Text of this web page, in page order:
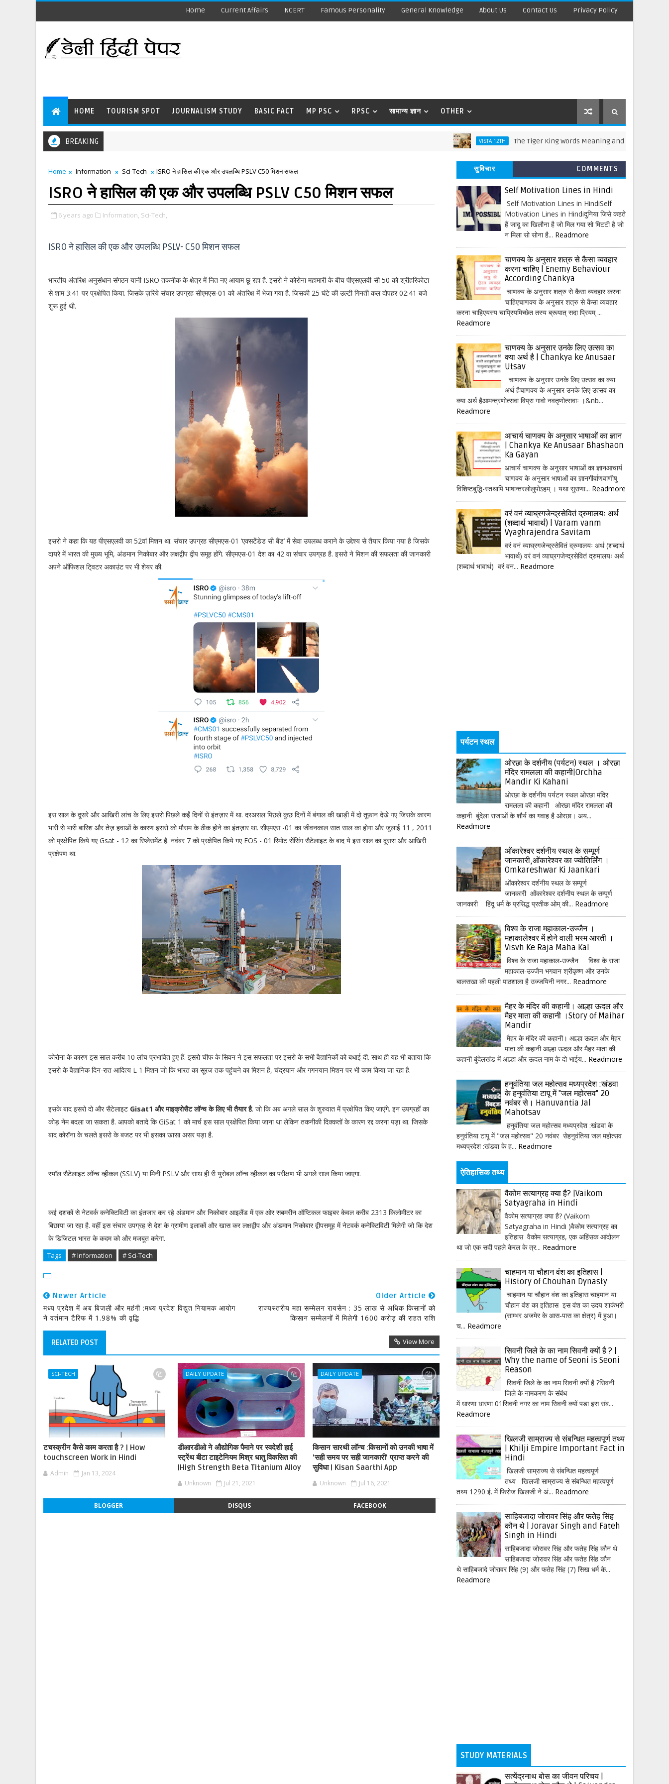
Home Current Affairs NCERT Famous Personality General Knowledge About Us Contact Us Privacy Policy
HOME TOURISM SPOT JOURNALISM STUDY BASIC FACT MP PSC RPSC सामान्य ज्ञान OTHER
BREAKING VISTA 12TH The Tiger King Words Meaning and Line by Line
Home Information Sci-Tech ISRO ने हासिल की एक और उपलब्धि PSLV C50 मिशन सफल
ISRO ने हासिल की एक और उपलब्धि PSLV C50 मिशन सफल
6 years ago Information, Sci-Tech,
ISRO ने हासिल की एक और उपलब्धि PSLV- C50 मिशन सफल
भारतीय अंतरिक्ष अनुसंधान संगठन यानी ISRO तकनीक के क्षेत्र में नित नए आयाम छू रहा है. इसरो ने कोरोना महामारी के बीच पीएसएलवी-सी 50 को श्रीहरिकोटा
से शाम 3:41 पर प्रक्षेपित किया. जिसके ज़रिये संचार उपग्रह सीएमएस-01 को अंतरिक्ष में भेजा गया है. जिसकी 25 घंटे की उल्टी गिनती कल दोपहर 02:41 बजे
शुरू हुई थी.
इसरो ने कहा कि यह पीएसएलवी का 52वां मिशन था. संचार उपग्रह सीएमएस-01 ‘एक्सटेंडेड सी बैंड’ में सेवा उपलब्ध कराने के उद्देश्य से तैयार किया गया है जिसके
दायरे में भारत की मुख्य भूमि, अंडमान निकोबार और लक्षद्वीप द्वीप समूह होंगे. सीएमएस-01 देश का 42 वा संचार उपग्रह है. इसरो ने मिशन की सफलता की जानकारी
अपने ऑफिशल टि्वटर अकाउंट पर भी शेयर की.
इस साल के दूसरे और आखिरी लांच के लिए इसरो पिछले कईं दिनों से इंतज़ार में था. दरअसल पिछले कुछ दिनों में बंगाल की खाड़ी में दो तूफ़ान देखे गए जिसके कारण
भारी से भारी बारिश और तेज़ हवाओं के कारण इसरो को मौसम के ठीक होने का इंतज़ार था. सीएमएस -01 का जीवनकाल सात साल का होगा और जुलाई 11 , 2011
को प्रक्षेपित किये गए Gsat - 12 का रिप्लेसमेंट है. नवंबर 7 को प्रक्षेपित किये गए EOS - 01 रिमोट सेंसिंग सैटेलाइट के बाद ये इस साल का दूसरा और आखिरी
प्रक्षेपण था.
कोरोना के कारण इस साल करीब 10 लांच प्रभावित हुए हैं. इसरो चीफ के सिवन ने इस सफलता पर इसरो के सभी वैज्ञानिकों को बधाई दी. साथ ही यह भी बताया कि
इसरो के वैज्ञानिक दिन-रात आदित्य L 1 मिशन जो कि भारत का सूरज तक पहुंचने का मिशन है, चंद्रयान और गगनयान मिशन पर भी काम किया जा रहा है.
इसके बाद इसरो दो और सैटेलाइट Gisat1 और माइक्रोसैट लॉन्च के लिए भी तैयार है. जो कि अब अगले साल के शुरुवात में प्रक्षेपित किए जाएंगे. इन उपग्रहों का
कोड़ नेम बदला जा सकता है. आपको बतादे कि GiSat 1 को मार्च इस साल प्रक्षेपित किया जाना था लेकिन तकनीकी दिक्कतों के कारण रद्द करना पड़ा था. जिसके
बाद कोरॉना के चलते इसरो के बजट पर भी इसका खासा असर पड़ा है.
स्मॉल सैटेलाइट लॉन्च व्हीकल (SSLV) या मिनी PSLV और साथ ही री युसेबल लॉन्च व्हीकल का परीक्षण भी अगले साल किया जाएगा.
कई दशकों से नेटवर्क कनेक्टिविटी का इंतजार कर रहे अंडमान और निकोबार आइलैंड में एक ओर सबमरीन ऑप्टिकल फाइबर केवल करीब 2313 किलोमीटर का
बिछाया जा रहा है. वहीं इस संचार उपग्रह से देश के ग्रामीण इलाकों और खास कर लक्षद्वीप और अंडमान निकोबार द्वीपसमूह में नेटवर्क कनेक्टिविटी मिलेगी जो कि देश
के डिजिटल भारत के कदम को और मजबूत करेगा.
Tags # Information # Sci-Tech
Newer Article
मध्य प्रदेश में अब बिजली और महंगी :मध्य प्रदेश विद्युत नियामक आयोग
ने वर्तमान टैरिफ में 1.98% की वृद्धि
Older Article
राज्यस्तरीय महा सम्मेलन रायसेन : 35 लाख से अधिक किसानों को
किसान सम्मेलनों में मिलेगी 1600 करोड़ की राहत राशि
RELATED POST View More
SCI-TECH
टचस्क्रीन कैसे काम करता है ? | How
touchscreen Work in Hindi
Admin Jan 13, 2024
DAILY UPDATE
डीआरडीओ ने औद्योगिक पैमाने पर स्वदेशी हाई
स्ट्रेंथ बीटा टाइटेनियम मिश्र धातु विकसित की
|High Strength Beta Titanium Alloy
Unknown Jul 21, 2021
DAILY UPDATE
किसान सारथी लॉन्च :किसानों को उनकी भाषा में
'सही समय पर सही जानकारी' प्राप्त करने की
सुविधा | Kisan Saarthi App
Unknown Jul 16, 2021
BLOGGER DISQUS FACEBOOK
सुविचार COMMENTS
Self Motivation Lines in Hindi
Self Motivation Lines in HindiSelf
Motivation Lines in Hindiदुनिया जिसे कहते
हैं जादू का खिलौना है जो मिल गया सो मिटटी है जो
न मिला सो सोना है... Readmore
चाणक्य के अनुसार शत्रु से कैसा व्यवहार
करना चाहिए | Enemy Behaviour
According Chankya
चाणक्य के अनुसार शत्रु से कैसा व्यवहार करना
चाहिएचाणक्य के अनुसार शत्रु से कैसा व्यवहार
करना चाहिएयस्य चाप्रियमिच्छेत तस्य ब्रूयात् सदा प्रियम् ...
Readmore
चाणक्य के अनुसार उनके लिए उत्सव का
क्या अर्थ है | Chankya ke Anusaar
Utsav
चाणक्य के अनुसार उनके लिए उत्सव का क्या
अर्थ हैचाणक्य के अनुसार उनके लिए उत्सव का
क्या अर्थ हैआमन्त्रणोत्सवा विप्रा गावो नवतृणोत्सवाः ।&nb...
Readmore
आचार्य चाणक्य के अनुसार भाषाओं का ज्ञान
| Chankya Ke Anusaar Bhashaon
Ka Gayan
आचार्य चाणक्य के अनुसार भाषाओं का ज्ञानआचार्य
चाणक्य के अनुसार भाषाओं का ज्ञानगीर्वाणवाणीषु
विशिष्टबुद्धि-स्तथापि भाषान्तरलोलुपोऽहम् । यथा सुराणा... Readmore
वरं वनं व्याघ्रगजेन्द्रसेवितं द्रुमालयः अर्थ
(शब्दार्थ भावार्थ) | Varam vanm
Vyaghrajendra Savitam
वरं वनं व्याघ्रगजेन्द्रसेवितं द्रुमालयः अर्थ (शब्दार्थ
भावार्थ) वरं वनं व्याघ्रगजेन्द्रसेवितं द्रुमालयः अर्थ
(शब्दार्थ भावार्थ) वरं वन... Readmore
पर्यटन स्थल
ओरछा के दर्शनीय (पर्यटन) स्थल । ओरछा
मंदिर रामलला की कहानी|Orchha
Mandir Ki Kahani
ओरछा के दर्शनीय पर्यटन स्थल ओरछा मंदिर
रामलला की कहानी ओरछा मंदिर रामलला की
कहानी बुंदेला राजाओं के शौर्य का गवाह है ओरछा। अय...
Readmore
ओंकारेश्वर दर्शनीय स्थल के सम्पूर्ण
जानकारी,ओंकारेश्वर का ज्योतिर्लिंग ।
Omkareshwar Ki Jaankari
ओंकारेश्वर दर्शनीय स्थल के सम्पूर्ण
जानकारी ओंकारेश्वर दर्शनीय स्थल के सम्पूर्ण
जानकारी हिंदू धर्म के प्रसिद्ध प्रतीक ओम् की... Readmore
विश्व के राजा महाकाल-उज्जैन ।
महाकालेश्वर में होने वाली भस्म आरती ।
Visvh Ke Raja Maha Kal
विश्व के राजा महाकाल-उज्जैन विश्व के राजा
महाकाल-उज्जैन भगवान श्रीकृष्ण और उनके
बालसखा की पहली पाठशाला है उज्जयिनी नगर... Readmore
मैहर के मंदिर की कहानी। आल्हा ऊदल और
मैहर माता की कहानी ।Story of Maihar
Mandir
मैहर के मंदिर की कहानी। आल्हा ऊदल और मैहर
माता की कहानी आल्हा ऊदल और मैहर माता की
कहानी बुंदेलखंड में आल्हा और ऊदल नाम के दो भाईय... Readmore
हनुवंतिया जल महोत्सव मध्यप्रदेश :खंडवा
के हनुवंतिया टापू में "जल महोत्सव" 20
नवंबर से। Hanuvantia Jal
Mahotsav
हनुवंतिया जल महोत्सव मध्यप्रदेश :खंडवा के
हनुवंतिया टापू में "जल महोत्सव" 20 नवंबर सेहनुवंतिया जल महोत्सव
मध्यप्रदेश :खंडवा के ह... Readmore
ऐतिहासिक तथ्य
वैकोम सत्याग्रह क्या है? |Vaikom
Satyagraha in Hindi
वैकोम सत्याग्रह क्या है? (Vaikom
Satyagraha in Hindi )वैकोम सत्याग्रह का
इतिहास वैकोम सत्याग्रह, एक अहिंसक आंदोलन
था जो एक सदी पहले केरल के त्र... Readmore
चाहमान या चौहान वंश का इतिहास |
History of Chouhan Dynasty
चाहमान या चौहान वंश का इतिहास चाहमान या
चौहान वंश का इतिहास इस वंश का उदय शाकंभरी
(साम्भर अजमेर के आस-पास का क्षेत्र) में हुआ।
च... Readmore
सिवनी जिले के का नाम सिवनी क्यों है ? |
Why the name of Seoni is Seoni
Reason
सिवनी जिले के का नाम सिवनी क्यों है ?सिवनी
जिले के नामकरण के संबंध
में धारणा धारणा 01सिवनी नगर का नाम सिवनी क्यों पडा इस संब...
Readmore
खिलजी साम्राज्य से संबन्धित महत्वपूर्ण तथ्य
| Khilji Empire Important Fact in
Hindi
खिलजी साम्राज्य से संबन्धित महत्वपूर्ण
तथ्य खिलजी साम्राज्य से संबन्धित महत्वपूर्ण
तथ्य 1290 ई. में फिरोज खिलजी ने अं... Readmore
साहिबजादा जोरावर सिंह और फतेह सिंह
कौन थे | Joravar Singh and Fateh
Singh in Hindi
साहिबजादा जोरावर सिंह और फतेह सिंह कौन थे
साहिबजादा जोरावर सिंह और फतेह सिंह कौन
थे साहिबजादे जोरावर सिंह (9) और फतेह सिंह (7) सिख धर्म के...
Readmore
STUDY MATERIALS
सत्येंद्रनाथ बोस का जीवन परिचय |